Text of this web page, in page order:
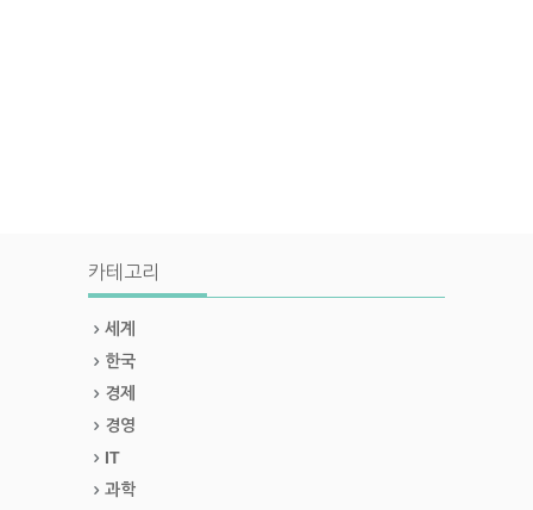
카테고리
세계
한국
경제
경영
IT
과학